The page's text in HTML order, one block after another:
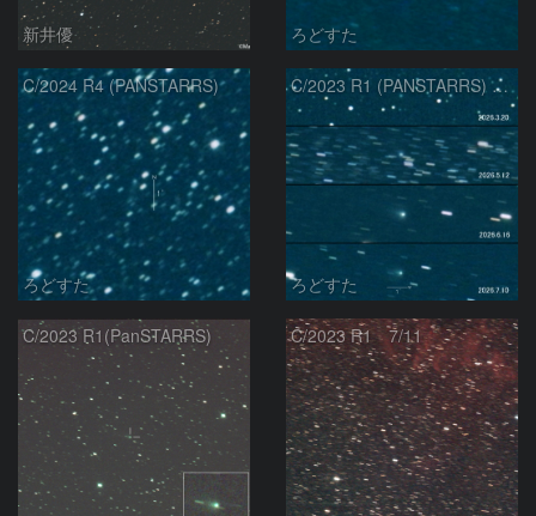
新井優 ろどすた
C/2024 R4 (PANSTARRS)
ろどすた
C/2023 R1 (PANSTARRS) の変化
ろどすた
C/2023 R1(PanSTARRS) C/2023 R1 7/11